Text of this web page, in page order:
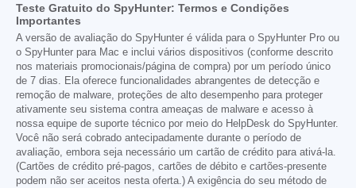
Teste Gratuito do SpyHunter: Termos e Condições
Importantes
A versão de avaliação do SpyHunter é válida para o SpyHunter Pro ou
o SpyHunter para Mac e inclui vários dispositivos (conforme descrito
nos materiais promocionais/página de compra) por um período único
de 7 dias. Ela oferece funcionalidades abrangentes de detecção e
remoção de malware, proteções de alto desempenho para proteger
ativamente seu sistema contra ameaças de malware e acesso à
nossa equipe de suporte técnico por meio do HelpDesk do SpyHunter.
Você não será cobrado antecipadamente durante o período de
avaliação, embora seja necessário um cartão de crédito para ativá-la.
(Cartões de crédito pré-pagos, cartões de débito e cartões-presente
podem não ser aceitos nesta oferta.) A exigência do seu método de